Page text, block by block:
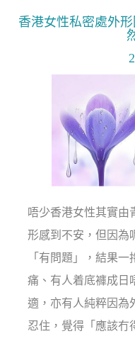
香港女性私密處外
唔少香港女性其實由
形感到不安，但因為
「有問題」，結果
痛、有人着底褲成日
適，亦有人純粹因為
忍住，覺得「應該冇